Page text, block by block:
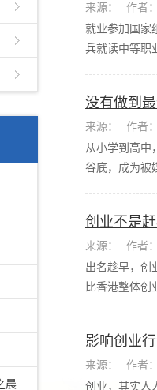
晨
来源： 作者
就业参加国家
兵就读中等职
没有做到
来源： 作者：
从小学到高中
谷底，成为被
创业不是
来源： 作者：
出名趁早，创
比香港整体创
影响创业
来源： 作者：
创业，其实人